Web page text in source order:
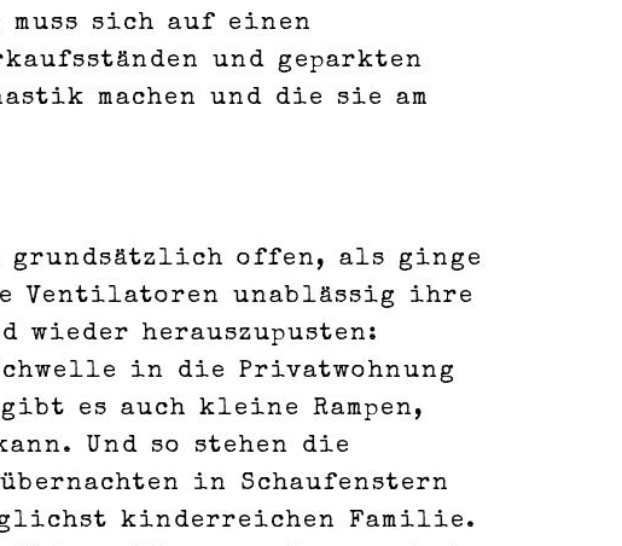
sich auf einen
und geparkten
machen und die sie am
grundsätzlich offen, als ginge
Ventilatoren unablässig ihre
wieder herauszupusten:
in die Privatwohnung
es auch kleine Rampen,
Und so stehen die
in Schaufenstern
kinderreichen Familie.